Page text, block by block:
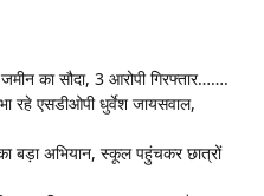
का सौदा, 3 आरोपी गिरफ्तार…….
रहे एसडीओपी धुर्वेश जायसवाल,
बड़ा अभियान, स्कूल पहुंचकर छात्रों